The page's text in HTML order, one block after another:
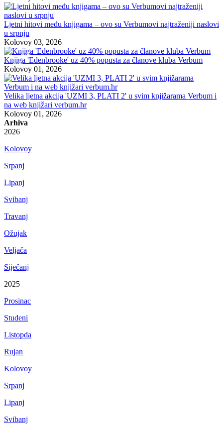
Ljetni hitovi među knjigama – ovo su Verbumovi najtraženiji naslovi
u srpnju
Kolovoy 03, 2026
Knjiga 'Edenbrooke' uz 40% popusta za članove kluba Verbum
Kolovoy 01, 2026
Velika ljetna akcija 'UZMI 3, PLATI 2' u svim knjižarama Verbum i
na web knjižari verbum.hr
Kolovoy 01, 2026
Arhiva
2026
Kolovoy
Srpanj
Lipanj
Svibanj
Travanj
Ožujak
Veljača
Siječanj
2025
Prosinac
Studeni
Listopda
Rujan
Kolovoy
Srpanj
Lipanj
Svibanj